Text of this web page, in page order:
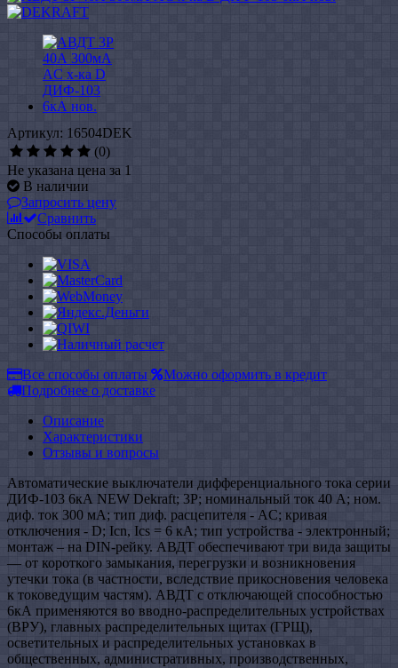
Артикул: 16504DEK
(0)
Не указана цена за 1
В наличии
Запросить цену
Сравнить
Способы оплаты
Все способы оплаты
Можно оформить в кредит
Подробнее о доставке
Описание
Характеристики
Отзывы и вопросы
Автоматические выключатели дифференциального тока серии
ДИФ-103 6кА NEW Dekraft; 3P; номинальный ток 40 А; ном.
диф. ток 300 мА; тип диф. расцепителя - AC; кривая
отключения - D; Icn, Ics = 6 кА; тип устройства - электронный;
монтаж – на DIN-рейку. АВДТ обеспечивают три вида защиты
— от короткого замыкания, перегрузки и возникновения
утечки тока (в частности, вследствие прикосновения человека
к токоведущим частям). АВДТ с отключающей способностью
6кА применяются во вводно-распределительных устройствах
(ВРУ), главных распределительных щитах (ГРЩ),
осветительных и распределительных установках в
общественных, административных, производственных,